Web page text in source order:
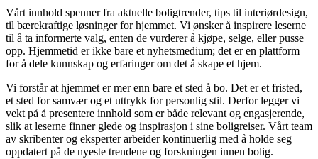
Vårt innhold spenner fra aktuelle boligtrender, tips til interiørdesign,
til bærekraftige løsninger for hjemmet. Vi ønsker å inspirere leserne
til å ta informerte valg, enten de vurderer å kjøpe, selge, eller pusse
opp. Hjemmetid er ikke bare et nyhetsmedium; det er en plattform
for å dele kunnskap og erfaringer om det å skape et hjem.
Vi forstår at hjemmet er mer enn bare et sted å bo. Det er et fristed,
et sted for samvær og et uttrykk for personlig stil. Derfor legger vi
vekt på å presentere innhold som er både relevant og engasjerende,
slik at leserne finner glede og inspirasjon i sine boligreiser. Vårt team
av skribenter og eksperter arbeider kontinuerlig med å holde seg
oppdatert på de nyeste trendene og forskningen innen bolig.